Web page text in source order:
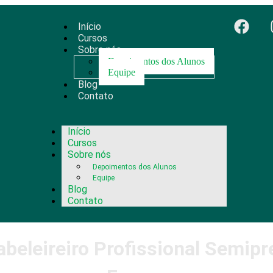
Início
Cursos
Sobre nós
Depoimentos dos Alunos
Equipe
Blog
Contato
Início
Cursos
Sobre nós
Depoimentos dos Alunos
Equipe
Blog
Contato